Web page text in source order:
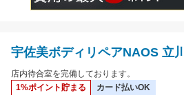
宇佐美ボディリペアNAOS 立
店内待合室を完備しております。
1%ポイント貯まる
カード払いOK